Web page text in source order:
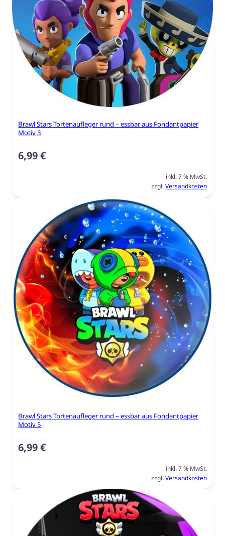
Brawl Stars Tortenaufleger rund – essbar aus Fondantpapier
Motiv 3
6,99€
inkl. 7 % MwSt.
zzgl.Versandkosten
Brawl Stars Tortenaufleger rund – essbar aus Fondantpapier
Motiv 5
6,99€
inkl. 7 % MwSt.
zzgl.Versandkosten